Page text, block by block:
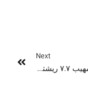
Next
زلزله مهیب ۷.۷ ریشتری در میانمار و تایلند و بیش از ۱۵۰ کشته